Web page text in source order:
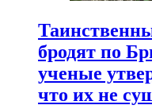
бродят по
ученые
что их не